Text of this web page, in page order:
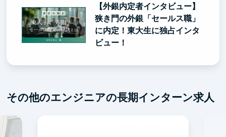
【外銀内定者インタビュー】
狭き門の外銀「セールス職」
に内定！東大生に独占インタ
ビュー！
その他のエンジニアの長期インターン求人